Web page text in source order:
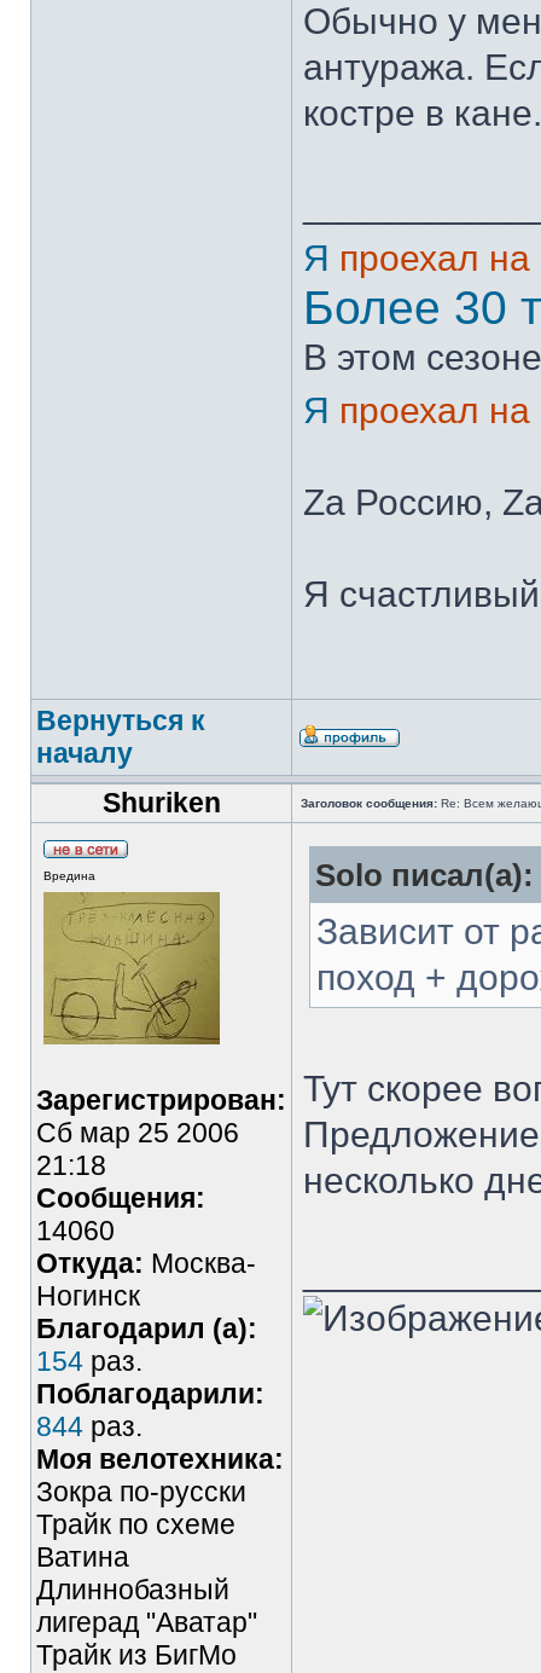
Обычно у
антуража.
костре в кане.
Я проехал на
Более 30
В этом
Я проехал на
Zа Россию,
Я
Вернуться к
началу
Shuriken
Заголовок сообщения: Re: Всем
Вредина
Зарегистрирован:
Сб мар 25 2006
21:18
Сообщения:
14060
Откуда: Москва-
Ногинск
Благодарил (а):
154 раз.
Поблагодарили:
844 раз.
Моя велотехника:
Зокра по-русски
Трайк по схеме
Ватина
Длиннобазный
лигерад "Аватар"
Трайк из БигМо
Solo писал(а):
Зависит от
поход +
Тут скорее
несколько